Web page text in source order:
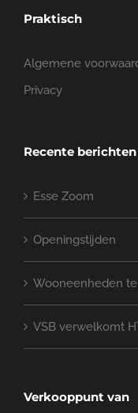
Praktisch
Algemene
Privacy
Recente berichten
Esse Zoom
Openingstijden
Wooneenheden
VSB verwelkomt
Verkooppunt van